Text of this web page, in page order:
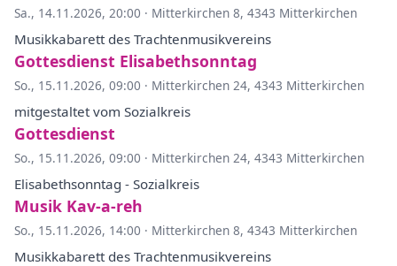
Sa., 14.11.2026, 20:00 · Mitterkirchen 8, 4343 Mitterkirchen
Musikkabarett des Trachtenmusikvereins
Gottesdienst Elisabethsonntag
So., 15.11.2026, 09:00 · Mitterkirchen 24, 4343 Mitterkirchen
mitgestaltet vom Sozialkreis
Gottesdienst
So., 15.11.2026, 09:00 · Mitterkirchen 24, 4343 Mitterkirchen
Elisabethsonntag - Sozialkreis
Musik Kav-a-reh
So., 15.11.2026, 14:00 · Mitterkirchen 8, 4343 Mitterkirchen
Musikkabarett des Trachtenmusikvereins